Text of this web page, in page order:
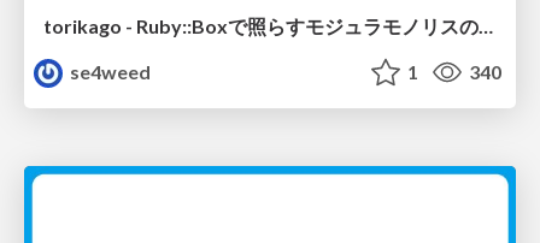
torikago - Ruby::Boxで照らすモジュラモノリスの実行境界
se4weed
1 340